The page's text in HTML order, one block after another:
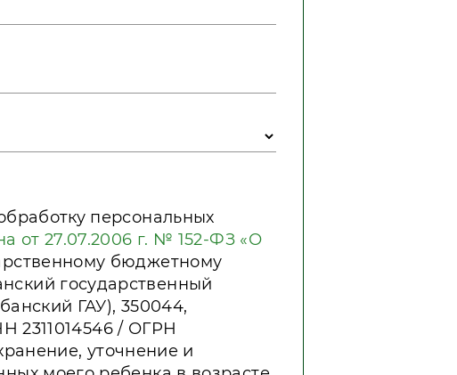
персональных
от 27.07.2006 г. № 152-ФЗ «О
бюджетному
государственный
ГАУ), 350044,
2311014546 / ОГРН
уточнение и